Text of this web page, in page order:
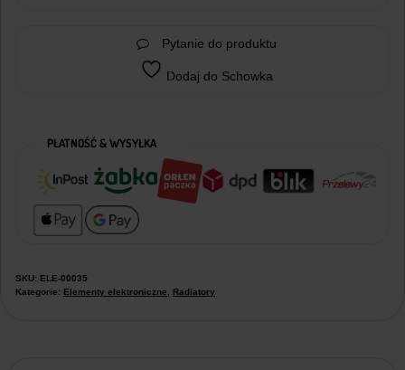
Pytanie do produktu
Dodaj do Schowka
PŁATNOŚĆ & WYSYŁKA
SKU: ELE-00035
Kategorie: Elementy elektroniczne Radiatory